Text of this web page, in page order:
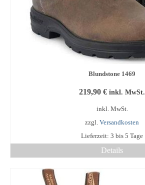
Filzhüte
Lederhüte
Textilhüte
gewählt
Blundstone 1469
219,90 € inkl. MwSt.
inkl. MwSt.
zzgl. Versandkosten
Lieferzeit: 3 bis 5 Tage
Details